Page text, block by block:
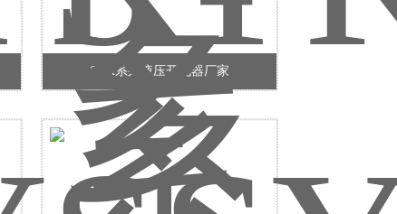
SYK系列液压开孔器厂家